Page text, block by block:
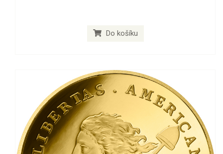
Do košíku